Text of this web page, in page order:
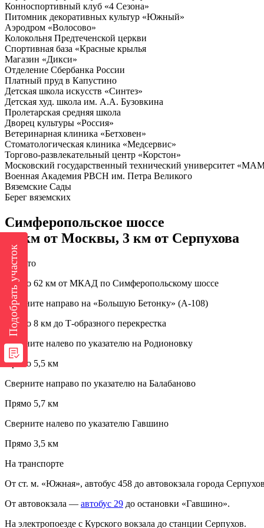
Подобрать участок
Конноспортивный клуб «4 Сезона»
Питомник декоративных культур «Южный»
Аэродром «Волосово»
Колокольня Предтеченской церкви
Спортивная база «Красные крылья
Магазин «Дикси»
Отделение Сбербанка России
Платный пруд в Капустино
Детская школа искусств «Синтез»
Детская худ. школа им. А.А. Бузовкина
Пролетарская средняя школа
Дворец культуры «Россия»
Ветеринарная клиника «Бетховен»
Стоматологическая клиника «Медсервис»
Торгово-развлекательный центр «Корстон»
Московский государственный технический университет
Военная Академия РВСН им. Петра Великого
Вяземские Сады
Берег вяземских
Симферопольское шоссе
79 км от Москвы, 3 км от Серпухова
На авто
Прямо 62 км от МКАД по Симферопольскому шоссе
Сверните направо на «Большую Бетонку» (А-108)
Прямо 8 км до Т-образного перекрестка
Сверните налево по указателю на Родионовку
Прямо 5,5 км
Сверните направо по указателю на Балабаново
Прямо 5,7 км
Сверните налево по указателю Гавшино
Прямо 3,5 км
На транспорте
От ст. м. «Южная», автобус 458 до автовокзала города
От автовокзала — автобус 29 до остановки «Гавшино».
На электропоезде с Курского вокзала до станции Серпухов.